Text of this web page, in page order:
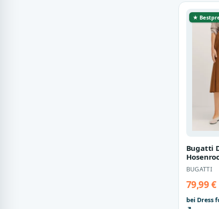
★
Bugatti
BUGATTI
79,99 €
bei Dress